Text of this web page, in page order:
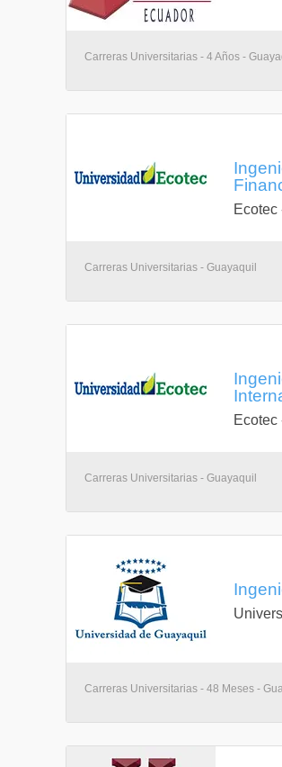
Carreras Universitarias - 4 Años -
Ecotec
Carreras Universitarias - Guayaquil
Ecotec
Carreras Universitarias - Guayaquil
Carreras Universitarias - 48 Meses -